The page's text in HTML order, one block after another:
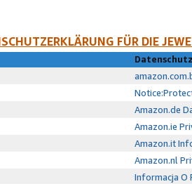
FÜR DIE
Amazon.de
Amazon.ie
Amazon.it
Amazon.nl
Informacja O